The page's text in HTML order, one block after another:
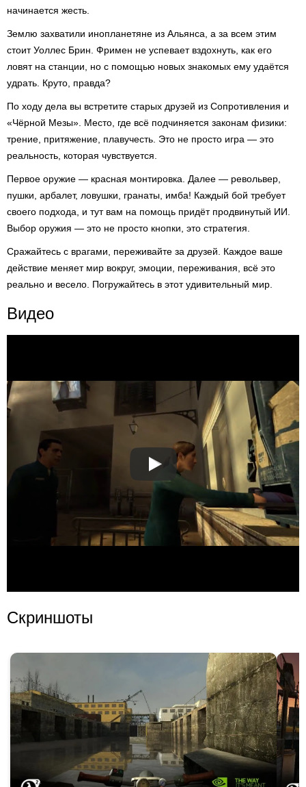
начинается жесть.
Землю захватили инопланетяне из Альянса, а за всем этим
стоит Уоллес Брин. Фримен не успевает вздохнуть, как его
ловят на станции, но с помощью новых знакомых ему удаётся
удрать. Круто, правда?
По ходу дела вы встретите старых друзей из Сопротивления и
«Чёрной Мезы». Место, где всё подчиняется законам физики:
трение, притяжение, плавучесть. Это не просто игра — это
реальность, которая чувствуется.
Первое оружие — красная монтировка. Далее — револьвер,
пушки, арбалет, ловушки, гранаты, имба! Каждый бой требует
своего подхода, и тут вам на помощь придёт продвинутый ИИ.
Выбор оружия — это не просто кнопки, это стратегия.
Сражайтесь с врагами, переживайте за друзей. Каждое ваше
действие меняет мир вокруг, эмоции, переживания, всё это
реально и весело. Погружайтесь в этот удивительный мир.
Видео
Скриншоты